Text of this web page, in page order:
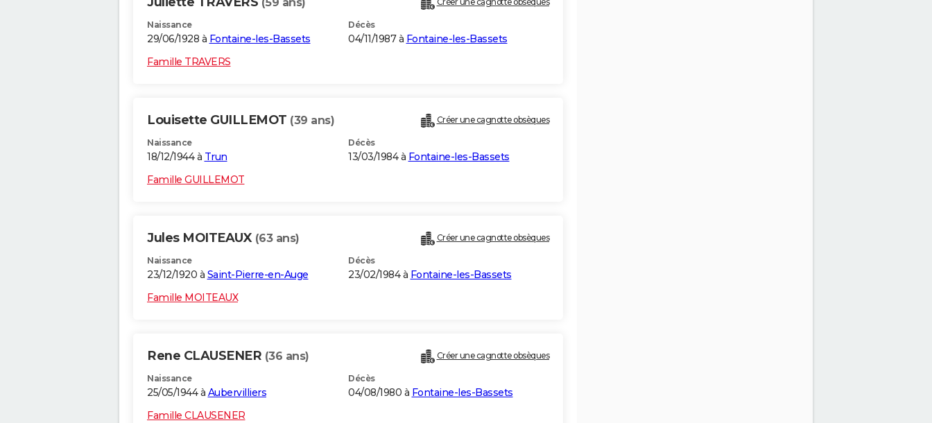
Naissance
29/06/1928 à Fontaine-les-Bassets
Décès
04/11/1987 à Fontaine-les-Bassets
Famille TRAVERS
Louisette GUILLEMOT (39 ans) Créer une cagnotte obsèques
Naissance
18/12/1944 à Trun
Décès
13/03/1984 à Fontaine-les-Bassets
Famille GUILLEMOT
Jules MOITEAUX (63 ans) Créer une cagnotte obsèques
Naissance
23/12/1920 à Saint-Pierre-en-Auge
Décès
23/02/1984 à Fontaine-les-Bassets
Famille MOITEAUX
Rene CLAUSENER (36 ans) Créer une cagnotte obsèques
Naissance
25/05/1944 à Aubervilliers
Décès
04/08/1980 à Fontaine-les-Bassets
Famille CLAUSENER